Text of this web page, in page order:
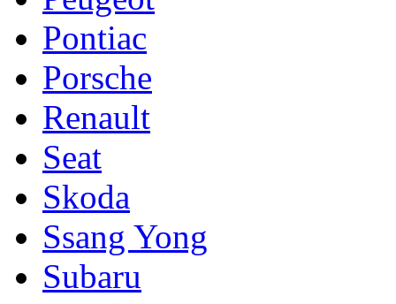
Pontiac
Porsche
Renault
Seat
Skoda
Ssang Yong
Subaru